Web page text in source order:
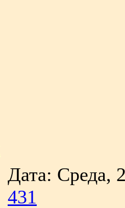
Дата: Среда,
431